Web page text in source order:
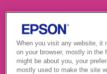
הרחב שלנו
When you visit any website, it
on your browser, mostly in the
might be about you, your
mostly used to make the site